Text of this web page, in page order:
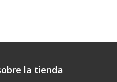
la tienda